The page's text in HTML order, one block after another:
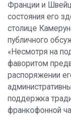
Франции и
состояния его
столице
публичного
«Несмотря на
фаворитом
распоряжении
поддержка
франкофонной